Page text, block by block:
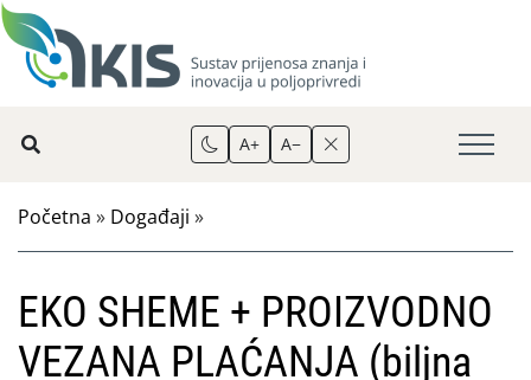
A+ A−
Početna » Događaji »
EKO SHEME + PROIZVODNO
VEZANA PLAĆANJA (biljna